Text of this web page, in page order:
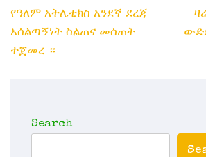
Post
navigation
የዓለም አትሌቲክስ አንደኛ ደረጃ
አሰልጣኝነት ስልጠና መሰጠት
ተጀመረ ።
Search